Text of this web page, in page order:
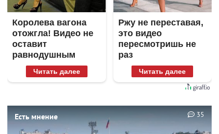
Королева вагона
отожгла! Видео не
оставит
равнодушным
Читать далее
Ржу не переставая,
это видео
пересмотришь не
раз
Читать далее
Есть мнение 35